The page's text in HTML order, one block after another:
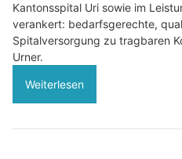
Kantonsspital Uri sowie im
verankert: bedarfsgerechte,
Spitalversorgung zu tragbaren
Urner.
Weiterlesen